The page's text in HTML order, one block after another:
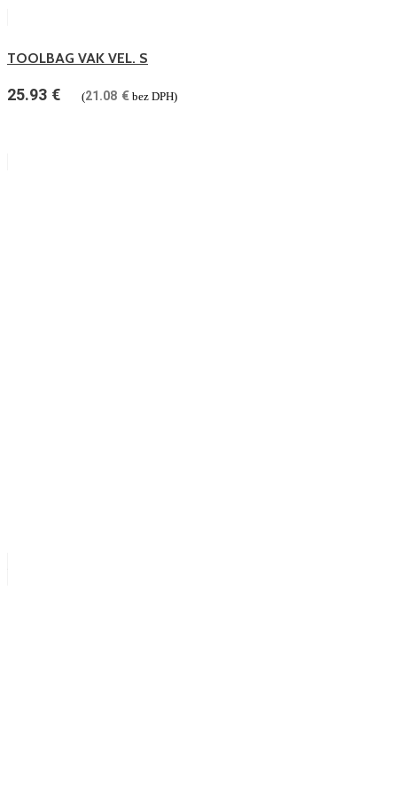
TOOLBAG VAK VEL. S
25.93 € (21.08 € bez DPH)